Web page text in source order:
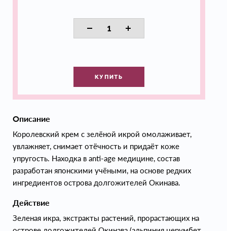
КУПИТЬ
Описание
Королевский крем с зелёной икрой омолаживает,
увлажняет, снимает отёчность и придаёт коже
упругость. Находка в anti-age медицине, состав
разработан японскими учёными, на основе редких
ингредиентов острова долгожителей Окинава.
Действие
Зеленая икра, экстракты растений, прорастающих на